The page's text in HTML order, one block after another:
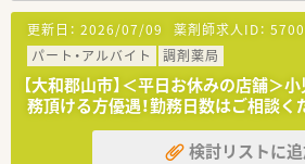
更新日： 2026/07/09 薬剤師求人ID：
パート・アルバイト
調剤薬局
【大和郡山市】＜平日お休みの店舗
務頂ける方優遇！勤務日数はご相談
検討リストに